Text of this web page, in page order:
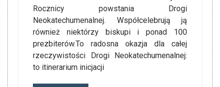
Rocznicy powstania Drogi
Neokatechumenalnej. Współcelebrują ją
również niektórzy biskupi i ponad 100
prezbiterów.To radosna okazja dla całej
rzeczywistości Drogi Neokatechumenalnej:
to itinerarium inicjacji